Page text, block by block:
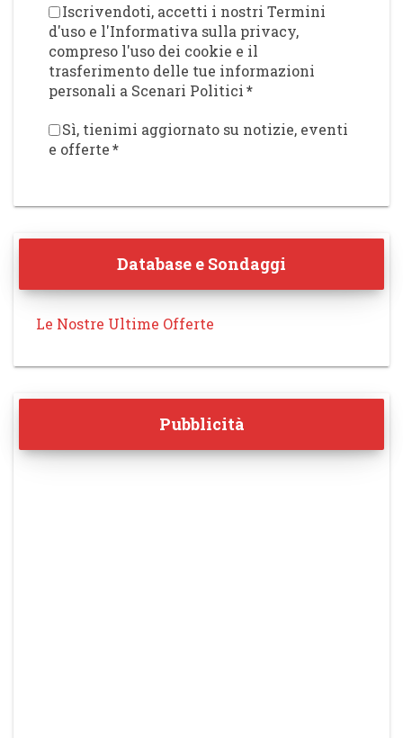
Iscrivendoti, accetti i nostri Termini
d'uso e l'Informativa sulla privacy,
compreso l'uso dei cookie e il
trasferimento delle tue informazioni
personali a Scenari Politici*
Sì, tienimi aggiornato su notizie, eventi
e offerte*
Database e Sondaggi
Le Nostre Ultime Offerte
Pubblicità